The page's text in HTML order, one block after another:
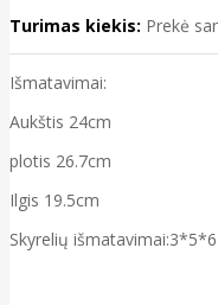
Turimas kiekis: Prekė
Išmatavimai:
Aukštis 24cm
plotis 26.7cm
Ilgis 19.5cm
Skyrelių išmatavimai:3*5*6